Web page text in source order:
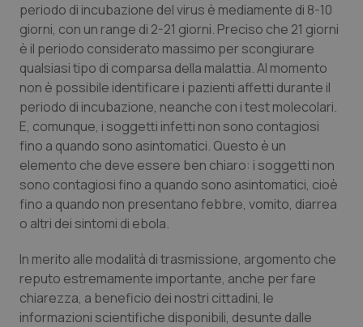
periodo di incubazione del virus è mediamente di 8-10
giorni, con un range di 2-21 giorni. Preciso che 21 giorni
è il periodo considerato massimo per scongiurare
qualsiasi tipo di comparsa della malattia. Al momento
non è possibile identificare i pazienti affetti durante il
periodo di incubazione, neanche con i test molecolari.
E, comunque, i soggetti infetti non sono contagiosi
fino a quando sono asintomatici. Questo è un
elemento che deve essere ben chiaro: i soggetti non
sono contagiosi fino a quando sono asintomatici, cioè
fino a quando non presentano febbre, vomito, diarrea
o altri dei sintomi di ebola.
In merito alle modalità di trasmissione, argomento che
reputo estremamente importante, anche per fare
chiarezza, a beneficio dei nostri cittadini, le
informazioni scientifiche disponibili, desunte dalle